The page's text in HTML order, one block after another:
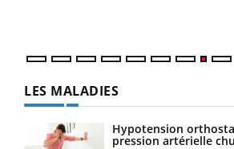
LES MALADIES
Hypotension
pression artérielle